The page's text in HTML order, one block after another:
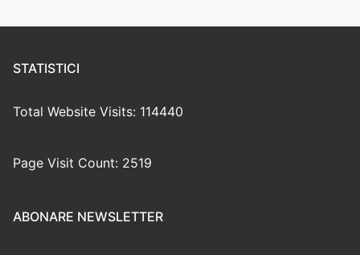
STATISTICI
Total Website Visits: 114440
Page Visit Count: 2519
ABONARE NEWSLETTER